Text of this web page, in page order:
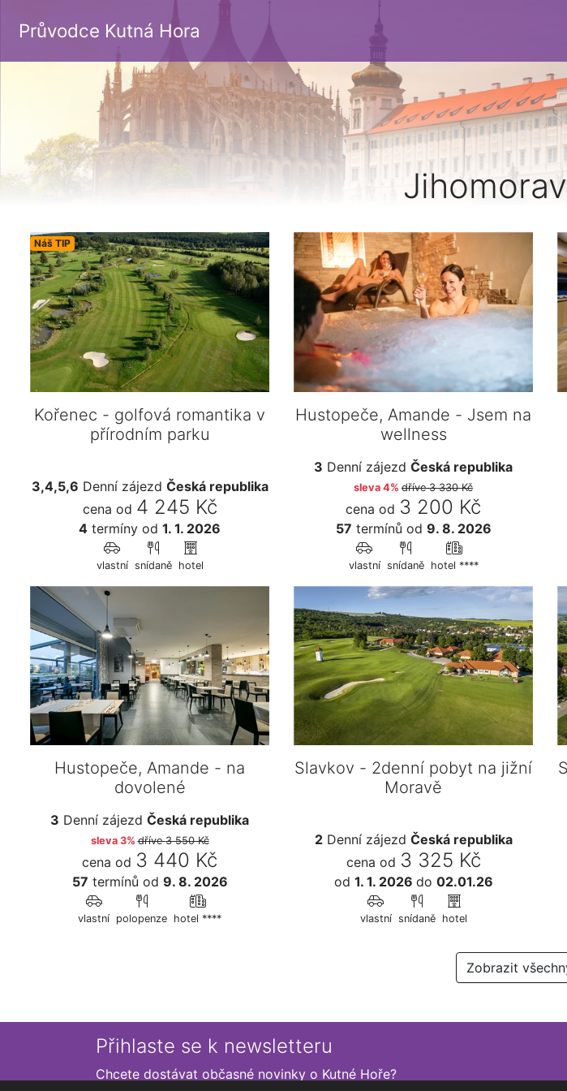
Průvodce Kutná Hora
Náš TIP
Kořenec - golfová romantika v
přírodním parku
3,4,5,6 Denní zájezd Česká republika
cena od 4 245 Kč
4 termíny od 1. 1. 2026
vlastní snídaně hotel
Hustopeče, Amande - Jsem na
wellness
3 Denní zájezd Česká republika
sleva 4% dříve3 330 Kč
cena od 3 200 Kč
57 termínů od 9. 8. 2026
vlastní snídaně hotel ****
Hustopeče, Amande - na
dovolené
3 Denní zájezd Česká republika
sleva 3% dříve3 550 Kč
cena od 3 440 Kč
57 termínů od 9. 8. 2026
vlastní polopenze hotel ****
Slavkov - 2denní pobyt na jižní
Moravě
2Denní zájezd Česká republika
cena od 3 325 Kč
od 1. 1. 2026 do 02.01.26
vlastní snídaně hotel
Zobrazit
Přihlaste se k newsletteru
Chcete dostávat občasné novinky o Kutné Hoře?